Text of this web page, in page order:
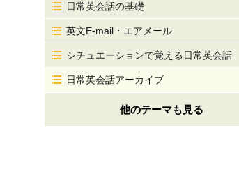
日常英会話の基礎
英文E-mail・エアメール
シチュエーションで覚える日常英会話
日常英会話アーカイブ
他のテーマも見る